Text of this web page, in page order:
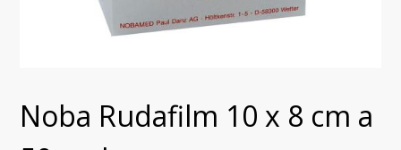
Noba Rudafilm 10 x 8 cm a